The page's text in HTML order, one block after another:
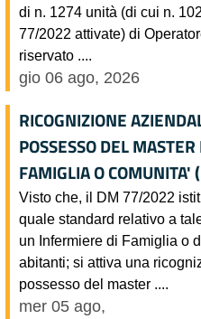
di n. 1274 unità (di cui n.
77/2022 attivate) di
riservato ....
gio 06 ago, 2026
RICOGNIZIONE
POSSESSO DEL
FAMIGLIA O COMUNITA'
Visto che, il DM 77/2022
quale standard relativo a
un Infermiere di Famiglia o
abitanti; si attiva una
possesso del master ....
mer 05 ago,